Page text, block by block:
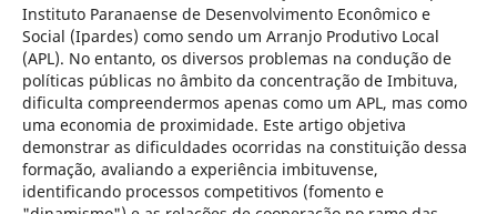
Instituto Paranaense de Desenvolvimento Econômico e
Social (Ipardes) como sendo um Arranjo Produtivo Local
(APL). No entanto, os diversos problemas na condução de
políticas públicas no âmbito da concentração de Imbituva,
dificulta compreendermos apenas como um APL, mas como
uma economia de proximidade. Este artigo objetiva
demonstrar as dificuldades ocorridas na constituição dessa
formação, avaliando a experiência imbituvense,
identificando processos competitivos (fomento e